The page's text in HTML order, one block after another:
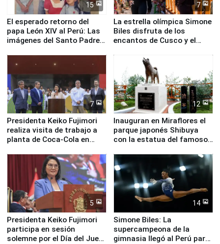
15
El esperado retorno del
papa León XIV al Perú: Las
imágenes del Santo Padre
7
La estrella olímpica Simone
Biles disfruta de los
encantos de Cusco y el
7
Presidenta Keiko Fujimori
realiza visita de trabajo a
planta de Coca-Cola en
12
Inauguran en Miraflores el
parque japonés Shibuya
con la estatua del famoso
5
Presidenta Keiko Fujimori
participa en sesión
solemne por el Día del Juez
14
Simone Biles: La
supercampeona de la
gimnasia llegó al Perú para